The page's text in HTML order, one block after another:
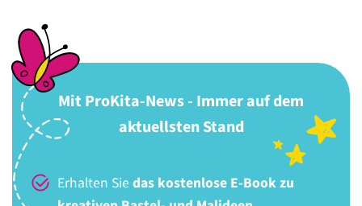
Mit ProKita-News - Immer auf dem
aktuellsten Stand
Erhalten Sie das kostenlose E-Book zu